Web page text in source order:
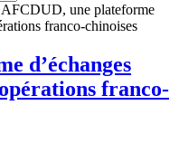
AFCDUD, une plateforme
franco-chinoises
d’échanges
franco-